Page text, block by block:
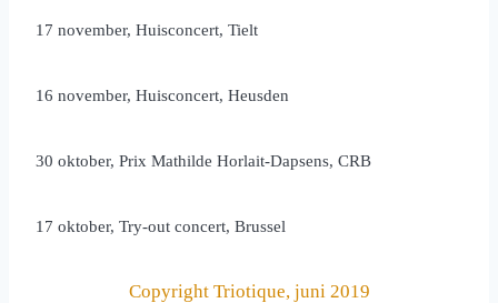
17 november, Huisconcert, Tielt
16 november, Huisconcert, Heusden
30 oktober, Prix Mathilde Horlait-Dapsens, CRB
17 oktober, Try-out concert, Brussel
Copyright Triotique, juni 2019